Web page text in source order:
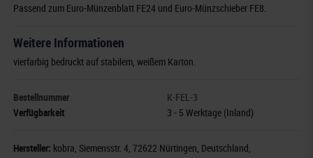
Passend zum Euro-Münzenblatt FE24 und Euro-Münzschieber FE8.
Weitere Informationen
vierfarbig bedruckt auf stabilem, weißem Karton.
Bestellnummer
K-FEL-3
Verfügbarkeit
3 - 5 Werktage (Inland)
Hersteller: kobra, Siemensstr. 4, 72622 Nürtingen, Deutschland,